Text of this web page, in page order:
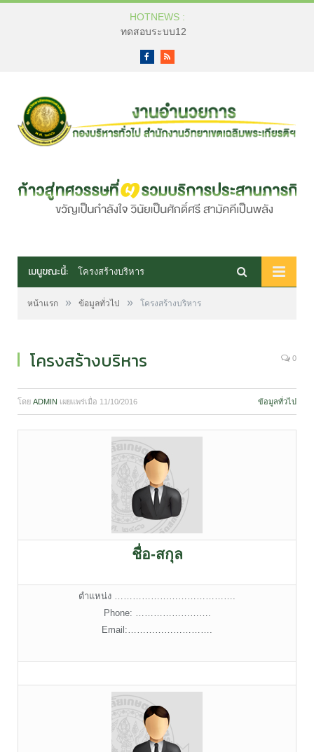
HOTNEWS :
ทดสอบระบบ12
FacebookRSS
เมนูขณะนี้: โครงสร้างบริหาร
หน้าแรก » ข้อมูลทั่วไป » โครงสร้างบริหาร
โครงสร้างบริหาร 0
โดย ADMIN เผยแพร่เมื่อ 11/10/2016 ข้อมูลทั่วไป
ชื่อ-สกุล
ตำแหน่ง ………………………………….
Phone: …………………….
Email:……………………….